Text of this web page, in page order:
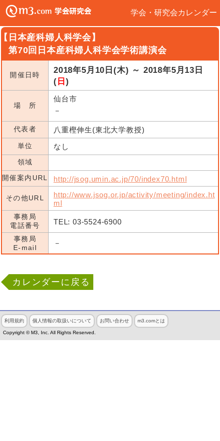
学会・研究会カレンダー
日本産科婦人科学会】
第70回日本産科婦人科学会学術講演会
開催日時
2018年5月10日(木) ～ 2018年5月13日
( 日 )
場 所
仙台市
－
代表者 八重樫伸生(東北大学教授)
単位 なし
領域
開催案内URL
http://jsog.umin.ac.jp/70/index70.html
その他URL
http://www.jsog.or.jp/activity/meeting/index.ht
ml
事務局
電話番号
TEL: 03-5524-6900
事務局
E-mail
－
カレンダーに戻る
利用規約 個人情報の取扱いについて お問い合わせ m3.comとは
Copyright © M3, Inc. All Rights Reserved.